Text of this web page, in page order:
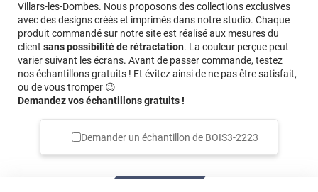
Villars-les-Dombes. Nous proposons des collections exclusives
avec des designs créés et imprimés dans notre studio. Chaque
produit commandé sur notre site est réalisé aux mesures du
client sans possibilité de rétractation. La couleur perçue peut
varier suivant les écrans. Avant de passer commande, testez
nos échantillons gratuits ! Et évitez ainsi de ne pas être satisfait,
ou de vous tromper 😉
Demandez vos échantillons gratuits !
Demander un échantillon de BOIS3-2223